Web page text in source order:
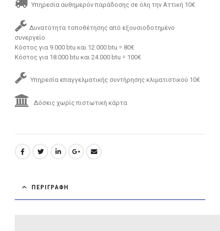
Υπηρεσία αυθημερόν παράδοσης σε όλη την Αττική 10€
Δυνατότητα τοποθέτησης από εξουσιοδοτημένο
συνεργείο
Κόστος για 9.000 btu και 12.000 btu = 80€
Κόστος για 18.000 btu και 24.000 btu = 100€
Υπηρεσία επαγγελματικής συντήρησης κλιματιστικού 10€
Δόσεις χωρίς πιστωτική κάρτα
ΠΕΡΙΓΡΑΦΉ